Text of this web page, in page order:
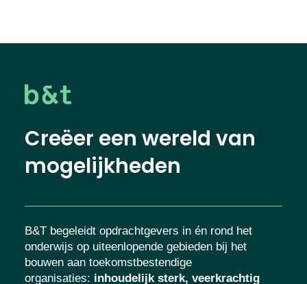
Creëer een wereld van
mogelijkheden
B&T begeleidt opdrachtgevers in én rond het
onderwijs op uiteenlopende gebieden bij het
bouwen aan toekomstbestendige
organisaties: inhoudelijk sterk, veerkrachtig